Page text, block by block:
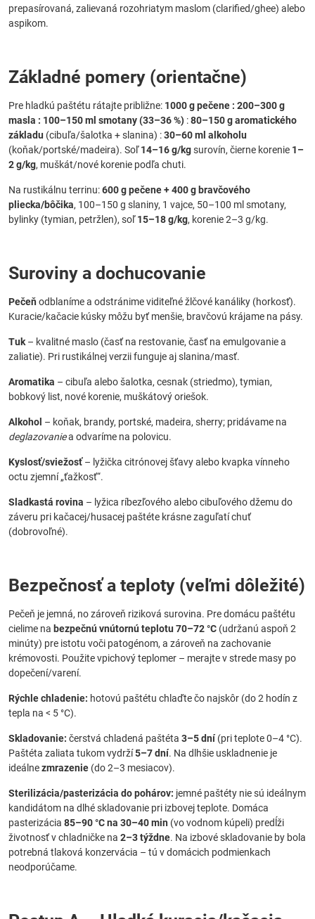
prepasírovaná, zalievaná rozohriatym maslom (clarified/ghee) alebo
aspikom.
Základné pomery (orientačne)
Pre hladkú paštétu rátajte približne: 1000 g pečene : 200–300 g
masla : 100–150 ml smotany (33–36 %) :80–150 g aromatického
základu (cibuľa/šalotka + slanina) :30–60 ml alkoholu
(koňak/portské/madeira). Soľ14–16 g/kgsurovín, čierne korenie 1–
2 g/kg, muškát/nové korenie podľa chuti.
Na rustikálnu terrinu:600 g pečene + 400 g bravčového
pliecka/bôčika, 100–150 g slaniny, 1 vajce, 50–100 ml smotany,
bylinky (tymian, petržlen), soľ15–18 g/kg, korenie 2–3 g/kg.
Suroviny a dochucovanie
Pečeň odblaníme a odstránime viditeľné žlčové kanáliky (horkosť).
Kuracie/kačacie kúsky môžu byť menšie, bravčovú krájame na pásy.
Tuk – kvalitné maslo (časť na restovanie, časť na emulgovanie a
zaliatie). Pri rustikálnej verzii funguje aj slanina/masť.
Aromatika – cibuľa alebo šalotka, cesnak (striedmo), tymian,
bobkový list, nové korenie, muškátový oriešok.
Alkohol – koňak, brandy, portské, madeira, sherry; pridávame na
deglazovaniea odvaríme na polovicu.
Kyslosť/sviežosť– lyžička citrónovej šťavy alebo kvapka vínneho
octu zjemní „ťažkosť“.
Sladkastá rovina – lyžica ríbezľového alebo cibuľového džemu do
záveru pri kačacej/husacej paštéte krásne zaguľatí chuť
(dobrovoľné).
Bezpečnosť a teploty (veľmi dôležité)
Pečeň je jemná, no zároveň riziková surovina. Pre domácu paštétu
cielime na bezpečnú vnútornú teplotu 70–72 °C (udržanú aspoň 2
minúty) pre istotu voči patogénom, a zároveň na zachovanie
krémovosti. Použite vpichový teplomer – merajte v strede masy po
dopečení/varení.
Rýchle chladenie: hotovú paštétu chlaďte čo najskôr (do 2 hodín z
tepla na < 5 °C).
Skladovanie: čerstvá chladená paštéta 3–5 dní(pri teplote 0–4 °C).
Paštéta zaliata tukom vydrží5–7 dní. Na dlhšie uskladnenie je
ideálnezmrazenie (do 2–3 mesiacov).
Sterilizácia/pasterizácia do pohárov: jemné paštéty nie sú ideálnym
kandidátom na dlhé skladovanie pri izbovej teplote. Domáca
pasterizácia 85–90 °C na 30–40 min (vo vodnom kúpeli) predĺži
životnosť v chladničke na 2–3 týždne. Na izbové skladovanie by bola
potrebná tlaková konzervácia – tú v domácich podmienkach
neodporúčame.